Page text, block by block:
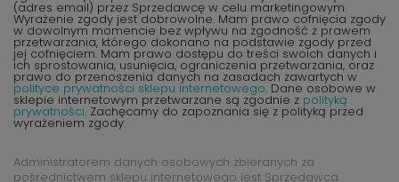
(adres email) przez Sprzedawcę w celu marketingowym.
Wyrażenie zgody jest dobrowolne. Mam prawo cofnięcia zgody
w dowolnym momencie bez wpływu na zgodność z prawem
przetwarzania, którego dokonano na podstawie zgody przed
jej cofnięciem. Mam prawo dostępu do treści swoich danych i
ich sprostowania, usunięcia, ograniczenia przetwarzania, oraz
prawo do przenoszenia danych na zasadach zawartych w
polityce prywatności sklepu internetowego. Dane osobowe w
sklepie internetowym przetwarzane są zgodnie z polityką
prywatności. Zachęcamy do zapoznania się z polityką przed
wyrażeniem zgody.
Administratorem danych osobowych zbieranych za
pośrednictwem sklepu internetowego jest Sprzedawca